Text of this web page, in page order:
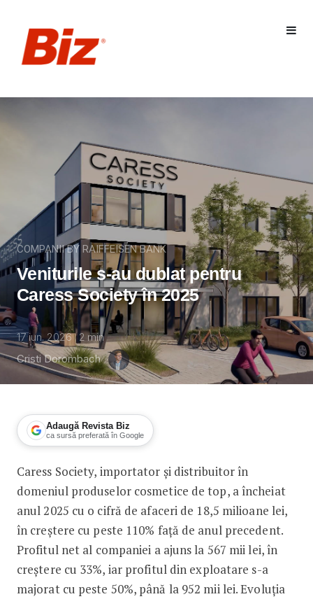
COMPANII BY RAIFFEISEN BANK
Veniturile s-au dublat pentru
Caress Society în 2025
17 iun. 2026 2 min
Cristi Dorombach
Adaugă Revista Biz
ca sursă preferată în Google
Veniturile s-au dublat pentru Caress
Caress Society, importator și distribuitor în
domeniul produselor cosmetice de top, a încheiat
anul 2025 cu o cifră de afaceri de 18,5 milioane lei,
în creștere cu peste 110% față de anul precedent.
Profitul net al companiei a ajuns la 567 mii lei, în
creștere cu 33%, iar profitul din exploatare s-a
majorat cu peste 50%, până la 952 mii lei. Evoluția